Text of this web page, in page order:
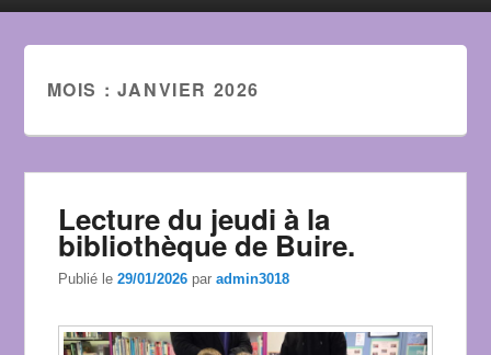
MOIS : JANVIER 2026
Lecture du jeudi à la
bibliothèque de Buire.
Publié le29/01/2026 paradmin3018